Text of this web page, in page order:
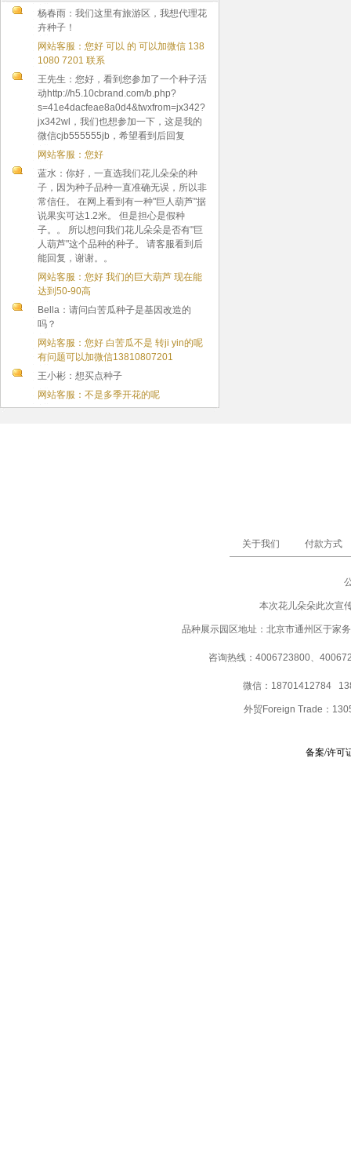
杨春雨：我们这里有旅游区，我想代理花
卉种子！
网站客服：您好 可以 的 可以加微信 138
1080 7201 联系
王先生：您好，看到您参加了一个种子活
动http://h5.10cbrand.com/b.php?
s=41e4dacfeae8a0d4&twxfrom=jx342?
jx342wl，我们也想参加一下，这是我的
微信cjb555555jb，希望看到后回复
网站客服：您好
蓝水：你好，一直选我们花儿朵朵的种
子，因为种子品种一直准确无误，所以非
常信任。 在网上看到有一种"巨人葫芦"据
说果实可达1.2米。 但是担心是假种
子。。 所以想问我们花儿朵朵是否有"巨
人葫芦"这个品种的种子。 请客服看到后
能回复，谢谢。。
网站客服：您好 我们的巨大葫芦 现在能
达到50-90高
Bella：请问白苦瓜种子是基因改造的
吗？
网站客服：您好 白苦瓜不是 转ji yin的呢
有问题可以加微信13810807201
王小彬：想买点种子
网站客服：不是多季开花的呢
关于我们 付款方式
本次花儿朵朵此次宣
品种展示园区地址：北京市通州区于家
咨询热线：4006723800、
微信：18701412784
外贸Foreign Trade：
备案/许可